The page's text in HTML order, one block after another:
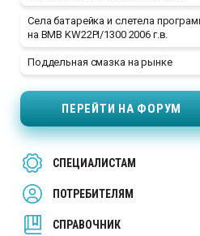
Села батарейка и слетела
на BMB KW22PI/1300 2006 г.в.
Поддельная смазка на рынке
ПЕРЕЙТИ НА ФОРУМ
СПЕЦИАЛИСТАМ
ПОТРЕБИТЕЛЯМ
СПРАВОЧНИК